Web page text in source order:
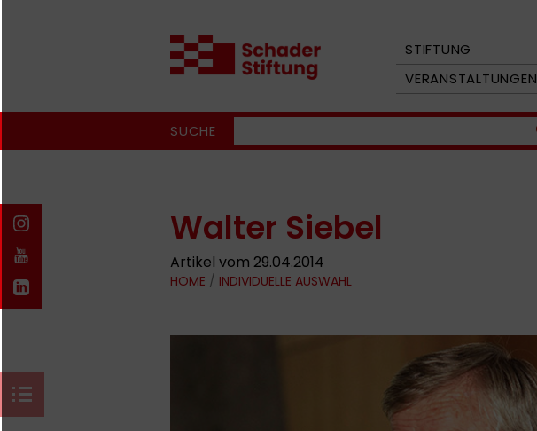
STIFTUNG
VERANSTALTUNGEN
SUCHE
Walter Siebel
Artikel vom 29.04.2014
HOME / INDIVIDUELLE AUSWAHL